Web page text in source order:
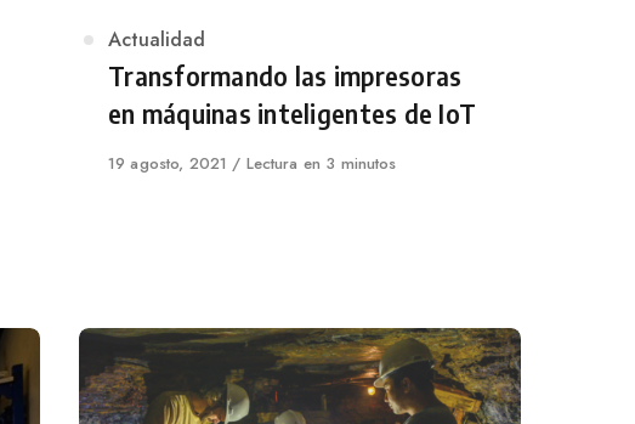
Category
Actualidad
Transformando las impresoras
en máquinas inteligentes de IoT
Published
19 agosto, 2021 Lectura en 3 minutos